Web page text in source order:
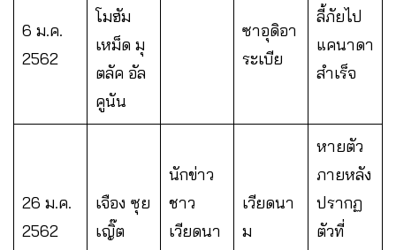
6 ม.ค.
2562
โมฮัม
เหม็ด มุ
ตลัค อัล
คูนัน
ซาอุดิอา
ระเบีย
ลี้ภัยไป
แคนาดา
สำเร็จ
26 ม.ค.
2562
เจือง ซุย
เญิ๊ต
นักข่าว
ชาว
เวียดนา
เวียดนา
ม
หายตัว
ภายหลัง
ปรากฏ
ตัวที่